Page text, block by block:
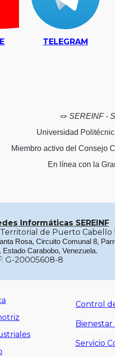
TELEGRAM
🪢 SEREINF -
Universidad
Miembro activo del Consejo
En línea con la
Informáticas SEREINF
de Puerto Cabello
Rosa, Circuito Comunal 8,
Estado Carabobo, Venezuela.
G-20005608-8
Control
Bienestar
Servicio